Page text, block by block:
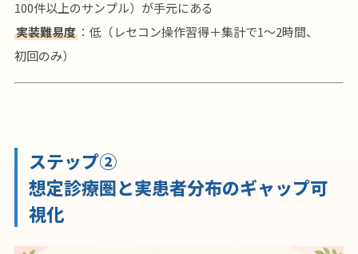
100件以上のサンプル）が手元にある
実装難易度 ：低（レセコン操作習得＋集計で1〜2時間、
初回のみ）
ステップ②
想定診療圏と実患者分布のギャップ可
視化